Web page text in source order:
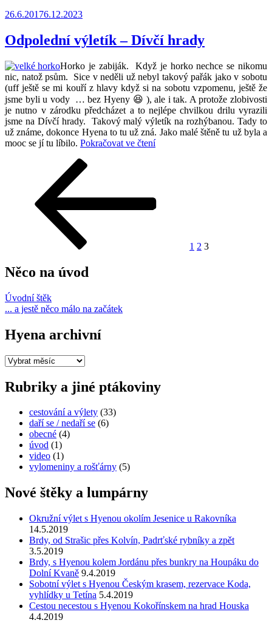
plavat
?“
Publikováno
26.6.20176.12.2023
Odpolední výletík – Dívčí hrady
Horko je zabiják. Když je horko nechce se nikomu
nic, natož psům. Sice v neděli už nebyl takový pařák jako v sobotu
(uff ještě se mi kouří z hlavy když si na sobotu vzpomenu, ještě že
jsme byli u vody … bez Hyeny 😆 ), ale i tak. A protože zlobivosti
je nutno v zárodku předcházet a to nejlépe chvilkou drilu vyrazili
jsme na Dívčí hrady. Takový malý výletík na rozhýbanou. Tady to
už známe, dokonce Hyena to tu už zná. Jako malé štěně tu už byla a
mooc se jí tu líbilo. Pokračovat ve čtení„Odpolední
Stránkování
příspěvků
1 2 3
Něco na úvod
Úvodní štěk
... a jestě něco málo na začátek
Hyena archivní
Hyena
Rubriky a jiné ptákoviny
cestování a výlety (33)
daří se / nedaří se (6)
obecné (4)
úvod (1)
video (1)
vylomeniny a rošťárny (5)
Nové štěky a lumpárny
Okružní výlet s Hyenou okolím Jesenice u Rakovníka
14.5.2019
Brdy, od Strašic přes Kolvín, Padrťské rybníky a zpět
3.5.2019
Brdy, s Hyenou kolem Jordánu přes bunkry na Houpáku do
Dolní Kvaně 9.4.2019
Sobotní výlet s Hyenou Českým krasem, rezervace Koda,
vyhlídky u Tetína 5.4.2019
Cestou necestou s Hyenou Kokořínskem na hrad Houska
4.4.2019